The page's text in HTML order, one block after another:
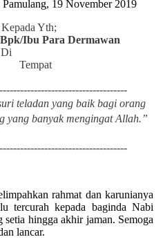
Pamulang, 19 November 2019
Kepada Yth;
Bpk/Ibu Para Dermawan
Di
Tempat
teladan yang baik bagi orang
yang banyak mengingat Allah.”
rahmat dan karunianya
tercurah kepada baginda Nabi
hingga akhir jaman. Semoga
lancar.